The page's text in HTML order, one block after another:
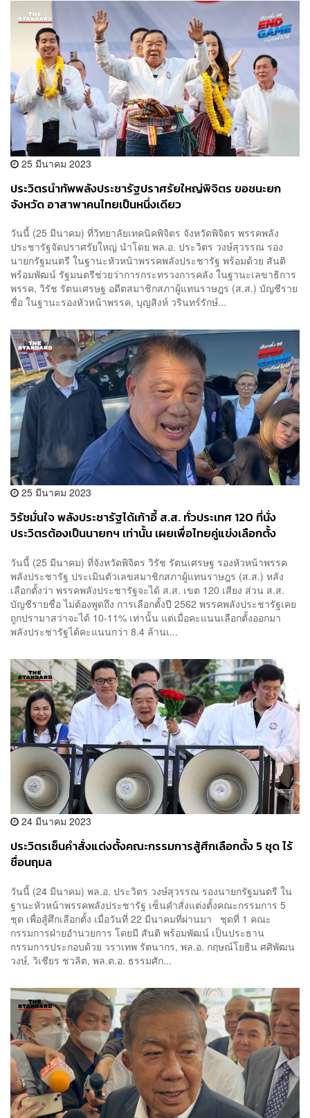
25 มีนาคม 2023
ประวิตรนำทัพพลังประชารัฐปราศรัยใหญ่พิจิตร ขอชนะยก
จังหวัด อาสาพาคนไทยเป็นหนึ่งเดียว
วันนี้ (25 มีนาคม) ที่วิทยาลัยเทคนิคพิจิตร จังหวัดพิจิตร พรรคพลัง
ประชารัฐจัดปราศรัยใหญ่ นำโดย พล.อ. ประวิตร วงษ์สุวรรณ รอง
นายกรัฐมนตรี ในฐานะหัวหน้าพรรคพลังประชารัฐ พร้อมด้วย สันติ
พร้อมพัฒน์ รัฐมนตรีช่วยว่าการกระทรวงการคลัง ในฐานะเลขาธิการ
พรรค, วิรัช รัตนเศรษฐ อดีตสมาชิกสภาผู้แทนราษฎร (ส.ส.) บัญชีราย
ชื่อ ในฐานะรองหัวหน้าพรรค, บุญสิงห์ วรินทร์รักษ์...
25 มีนาคม 2023
วิรัชมั่นใจ พลังประชารัฐได้เก้าอี้ ส.ส. ทั่วประเทศ 120 ที่นั่ง
ประวิตรต้องเป็นนายกฯ เท่านั้น เผยเพื่อไทยคู่แข่งเลือกตั้ง
วันนี้ (25 มีนาคม) ที่จังหวัดพิจิตร วิรัช รัตนเศรษฐ รองหัวหน้าพรรค
พลังประชารัฐ ประเมินตัวเลขสมาชิกสภาผู้แทนราษฎร (ส.ส.) หลัง
เลือกตั้งว่า พรรคพลังประชารัฐจะได้ ส.ส. เขต 120 เสียง ส่วน ส.ส.
บัญชีรายชื่อ ไม่ต้องพูดถึง การเลือกตั้งปี 2562 พรรคพลังประชารัฐเคย
ถูกปรามาสว่าจะได้ 10-11% เท่านั้น แต่เมื่อคะแนนเลือกตั้งออกมา
พลังประชารัฐได้คะแนนกว่า 8.4 ล้านเ...
24 มีนาคม 2023
ประวิตรเซ็นคำสั่งแต่งตั้งคณะกรรมการสู้ศึกเลือกตั้ง 5 ชุด ไร้
ชื่อนฤมล
วันนี้ (24 มีนาคม) พล.อ. ประวิตร วงษ์สุวรรณ รองนายกรัฐมนตรี ใน
ฐานะหัวหน้าพรรคพลังประชารัฐ เซ็นคำสั่งแต่งตั้งคณะกรรมการ 5
ชุด เพื่อสู้ศึกเลือกตั้ง เมื่อวันที่ 22 มีนาคมที่ผ่านมา ชุดที่ 1 คณะ
กรรมการฝ่ายอำนวยการ โดยมี สันติ พร้อมพัฒน์ เป็นประธาน
กรรมการประกอบด้วย วราเทพ รัตนากร, พล.อ. กฤษณ์โยธิน ศศิพัฒน
วงษ์, วิเชียร ชวลิต, พล.ต.อ. ธรรมศัก...